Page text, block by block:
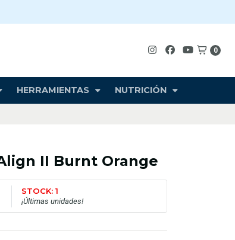
0
HERRAMIENTAS NUTRICIÓN
II Burnt Orange
STOCK: 1
¡Últimas unidades!